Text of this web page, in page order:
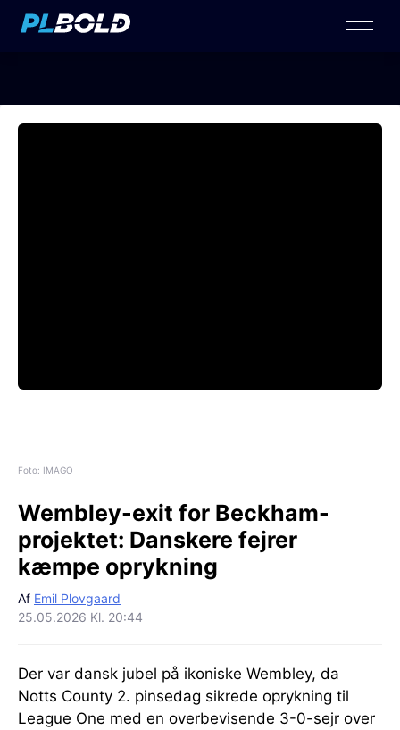
Foto: IMAGO
Wembley-exit for Beckham-
projektet: Danskere fejrer
kæmpe oprykning
Af Emil Plovgaard
25.05.2026 Kl. 20:44
Der var dansk jubel på ikoniske Wembley, da
Notts County 2. pinsedag sikrede oprykning til
League One med en overbevisende 3-0-sejr over